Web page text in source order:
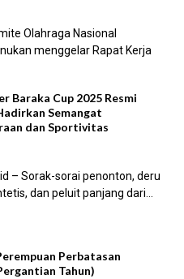
Olahraga Nasional
menggelar Rapat Kerja
Baraka Cup 2025 Resmi
Semangat
dan Sportivitas
– Sorak-sorai penonton, deru
dan peluit panjang dari...
Perbatasan
Tahun)